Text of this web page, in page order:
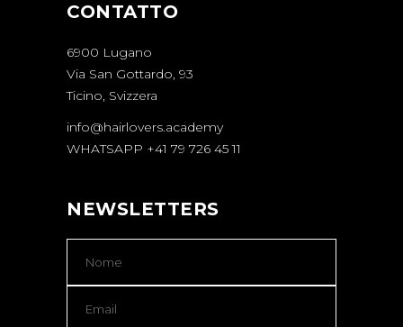
CONTATTO
6900 Lugano
Via San Gottardo, 93
Ticino, Svizzera
info@hairlovers.academy
WHATSAPP +41 79 726 45 11
NEWSLETTERS